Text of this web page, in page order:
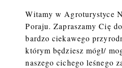
Witamy w Agroturystyce
Poraju. Zapraszamy Cię
bardzo ciekawego
którym będziesz mógł/
naszego cichego leśnego